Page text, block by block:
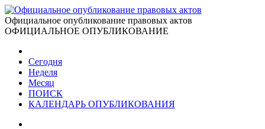
Официальное опубликование правовых актов
ОФИЦИАЛЬНОЕ ОПУБЛИКОВАНИЕ
Сегодня
Неделя
Месяц
ПОИСК
КАЛЕНДАРЬ ОПУБЛИКОВАНИЯ